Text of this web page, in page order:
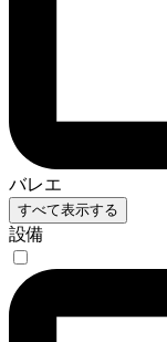
バレエ
すべて表示する
設備